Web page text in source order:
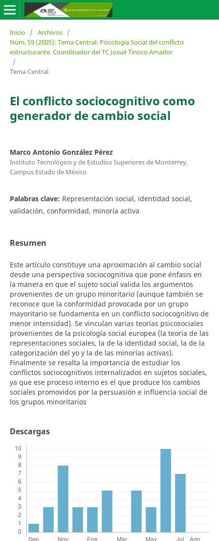
Inicio / Archivos /
Núm. 59 (2005): Tema Central: Psicología Social del conflicto
estructurante. Coordinador del TC Josué Tinoco Amador
/
Tema Central
El conflicto sociocognitivo como
generador de cambio social
Marco Antonio González Pérez
Instituto Tecnológico y de Estudios Superiores de Monterrey,
Campus Estado de México
Palabras clave: Representación social, identidad social,
validación, conformidad, minoría activa
Resumen
Este artículo constituye una aproximación al cambio social
desde una perspectiva sociocognitiva que pone énfasis en
la manera en que el sujeto social valida los argumentos
provenientes de un grupo minoritario (aunque también se
reconoce que la conformidad provocada por un grupo
mayoritario se fundamenta en un conflicto sociocognitivo de
menor intensidad). Se vinculan varias teorías psicosociales
provenientes de la psicología social europea (la teoría de las
representaciones sociales, la de la identidad social, la de la
categorización del yo y la de las minorías activas).
Finalmente se resalta la importancia de estudiar los
conflictos sociocognitivos internalizados en sujetos sociales,
ya que ese proceso interno es el que produce los cambios
sociales promovidos por la persuasión e influencia social de
los grupos minoritarios
Descargas